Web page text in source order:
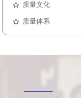
质量文化
质量体系